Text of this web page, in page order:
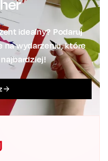
idealny? Podaruj
na wydarzeniu, które